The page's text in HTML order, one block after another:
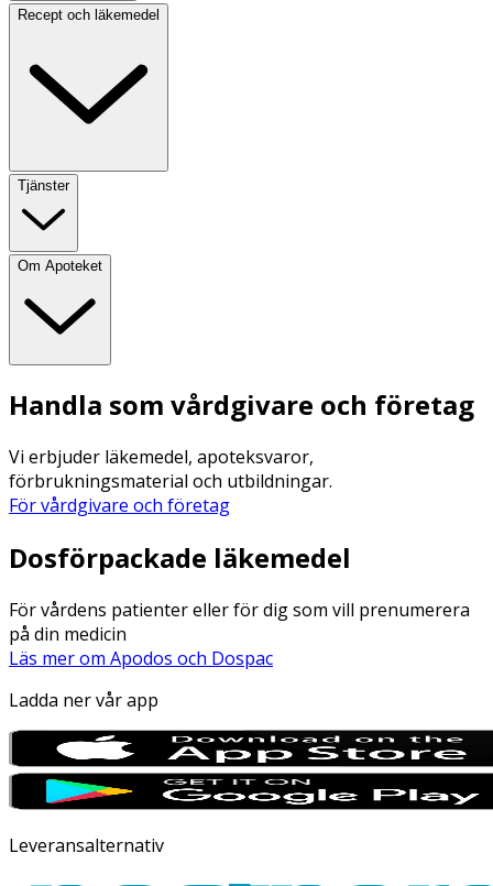
Recept och läkemedel
Tjänster
Om Apoteket
Handla som vårdgivare och företag
Vi erbjuder läkemedel, apoteksvaror,
förbrukningsmaterial och utbildningar.
För vårdgivare och företag
Dosförpackade läkemedel
För vårdens patienter eller för dig som vill prenumerera
på din medicin
Läs mer om Apodos och Dospac
Ladda ner vår app
Leveransalternativ